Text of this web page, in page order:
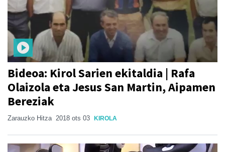
Bideoa: Kirol Sarien ekitaldia | Rafa
Olaizola eta Jesus San Martin, Aipamen
Bereziak
Zarauzko Hitza 2018 ots 03 KIROLA